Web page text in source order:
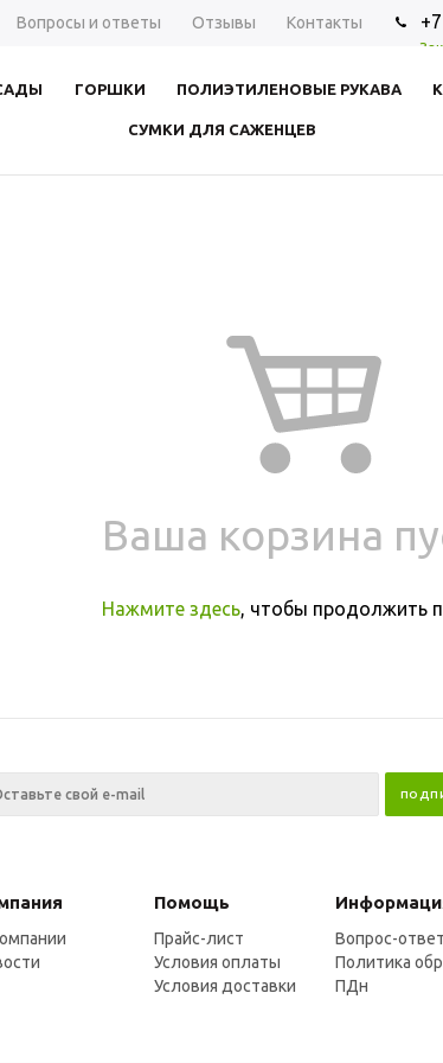
Вопросы и ответы Отзывы Контакты
ГОРШКИ ПОЛИЭТИЛЕНОВЫЕ РУКАВА
СУМКИ ДЛЯ САЖЕНЦЕВ
Ваша корзина
Нажмите здесь, чтобы продолжить
Помощь
Прайс-лист
Условия оплаты
Условия доставки
Вопрос-ответ
Политика
ПДн